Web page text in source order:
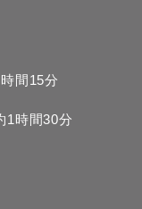
間15分
時間30分